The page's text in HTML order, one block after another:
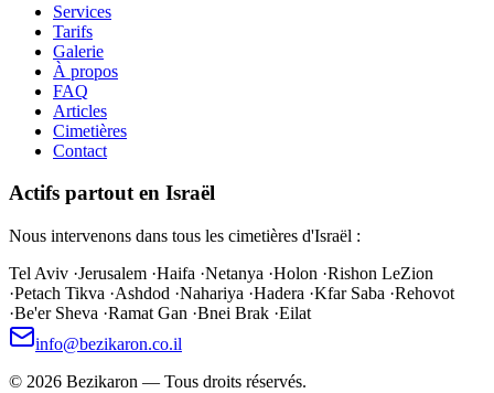
Services
Tarifs
Galerie
À propos
FAQ
Articles
Cimetières
Contact
Actifs partout en Israël
Nous intervenons dans tous les cimetières d'Israël :
Tel Aviv ·Jerusalem ·Haifa ·Netanya ·Holon ·Rishon LeZion
·Petach Tikva ·Ashdod ·Nahariya ·Hadera ·Kfar Saba ·Rehovot
·Be'er Sheva ·Ramat Gan ·Bnei Brak ·Eilat
info@bezikaron.co.il
© 2026 Bezikaron — Tous droits réservés.